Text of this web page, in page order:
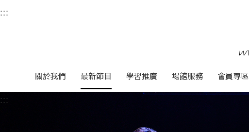
衛武營國家藝術文化中心
中央內容區塊，為本頁主要內容區。
:::
關於我們 最新節目 學習推廣 場館服務 會員專區
:::